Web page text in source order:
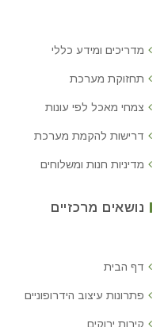
מדריכים ומידע כללי
תחזוקת מערכת
צמחי מאכל לפי עונות
דרישות להקמת מערכת
מדיניות חנות ומשלוחים
נושאים מרכזיים
דף הבית
פתרונות עיצוב הידרופוניים
קירות ירוקים